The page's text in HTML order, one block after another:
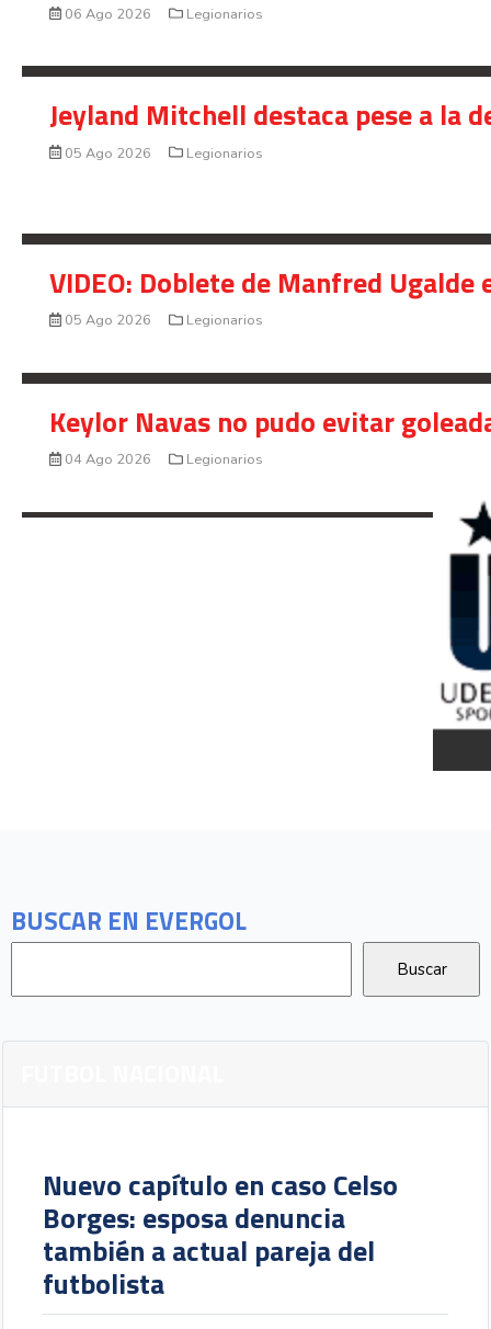
BUSCAR EN EVERGOL
Nuevo capítulo en caso Celso
Borges: esposa denuncia
también a actual pareja del
futbolista
06 Ago 2026 Legionarios
Jeyland Mitchell destaca pese a la
05 Ago 2026 Legionarios
VIDEO: Doblete de Manfred
05 Ago 2026 Legionarios
Keylor Navas no pudo evitar
04 Ago 2026 Legionarios